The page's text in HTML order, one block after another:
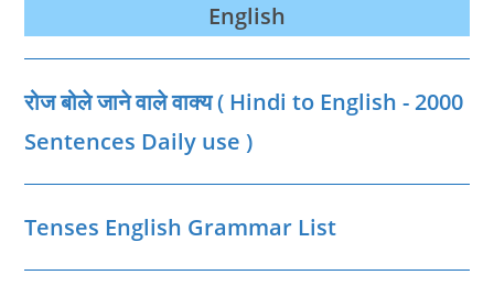
English
रोज बोले जाने वाले वाक्‍य ( Hindi to English - 2000
Sentences Daily use )
Tenses English Grammar List